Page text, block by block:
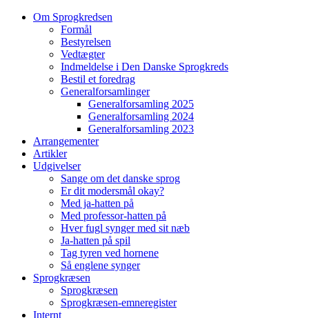
Om Sprogkredsen
Formål
Bestyrelsen
Vedtægter
Indmeldelse i Den Danske Sprogkreds
Bestil et foredrag
Generalforsamlinger
Generalforsamling 2025
Generalforsamling 2024
Generalforsamling 2023
Arrangementer
Artikler
Udgivelser
Sange om det danske sprog
Er dit modersmål okay?
Med ja-hatten på
Med professor-hatten på
Hver fugl synger med sit næb
Ja-hatten på spil
Tag tyren ved hornene
Så englene synger
Sprogkræsen
Sprogkræsen
Sprogkræsen-emneregister
Internt